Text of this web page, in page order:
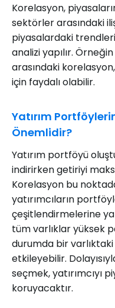
Korelasyon,
sektörler arasındaki
piyasalardaki
analizi yapılır.
arasındaki
için faydalı olabilir.
Yatırım
Önemlidir?
Yatırım portföyü
indirirken getiriyi
Korelasyon bu
yatırımcıların
çeşitlendirmelerine
tüm varlıklar yüksek
durumda bir
etkileyebilir.
seçmek, yatırımcıyı
koruyacaktır.